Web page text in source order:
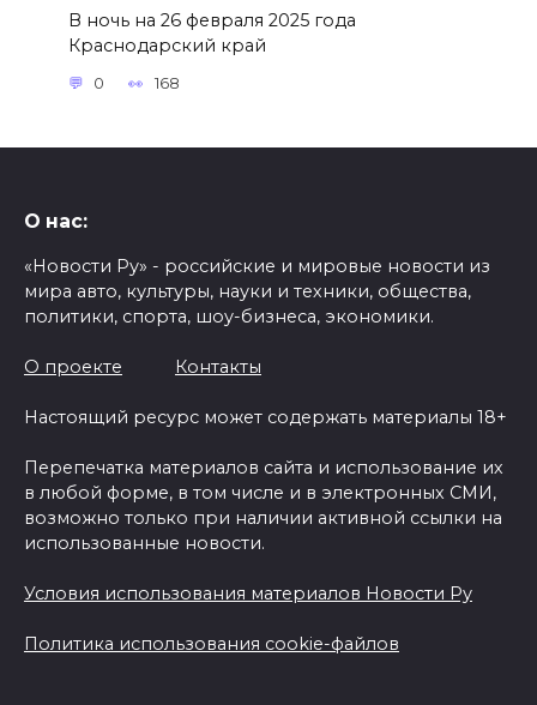
В ночь на 26 февраля 2025 года
Краснодарский край
0 168
О нас:
«Новости Ру» - российские и мировые новости из
мира авто, культуры, науки и техники, общества,
политики, спорта, шоу-бизнеса, экономики.
О проекте Контакты
Настоящий ресурс может содержать материалы 18+
Перепечатка материалов сайта и использование их
в любой форме, в том числе и в электронных СМИ,
возможно только при наличии активной ссылки на
использованные новости.
Условия использования материалов Новости Ру
Политика использования cookie-файлов